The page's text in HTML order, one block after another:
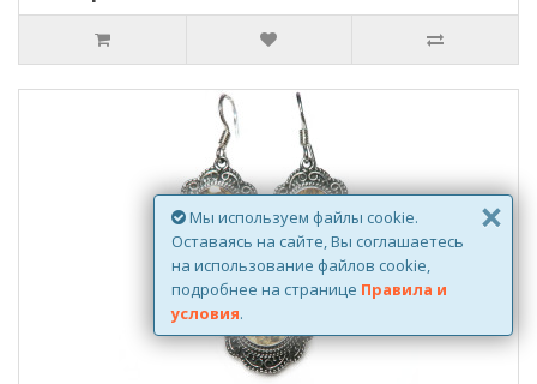
Мы используем файлы cookie.
Оставаясь на сайте, Вы соглашаетесь
на использование файлов cookie,
подробнее на странице Правила и
условия.
×